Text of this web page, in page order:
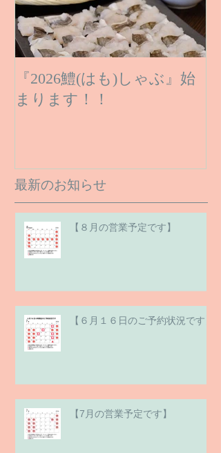
『2026鱧(はも)しゃぶ』始
まります！！
最新のお知らせ
【８月の営業予定です】
【６月１６日のご予約状況です】
【7月の営業予定です】